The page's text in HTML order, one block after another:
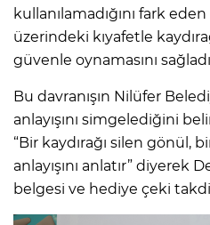
kullanılamadığını fark
üzerindeki kıyafetle
güvenle oynamasını
Bu davranışın Nilüfer
anlayışını simgelediğini
“Bir kaydırağı silen gönül,
anlayışını anlatır” diyerek
belgesi ve hediye çeki